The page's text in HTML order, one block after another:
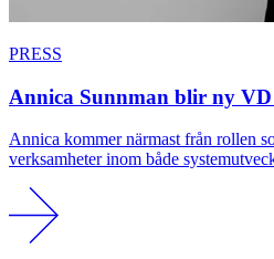
PRESS
Annica Sunnman blir ny
Annica kommer närmast från rollen
verksamheter inom både